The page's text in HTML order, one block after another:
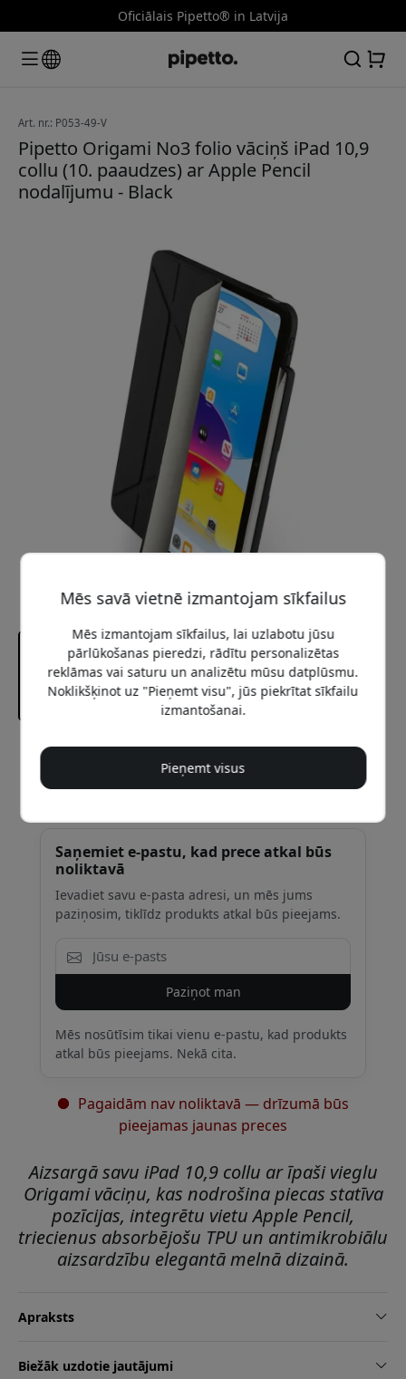
Oficiālais Pipetto® in Latvija
Art. nr.: P053-49-V
Pipetto Origami No3 folio vāciņš iPad 10,9
collu (10. paaudzes) ar Apple Pencil
nodalījumu - Black
Ieteicamā cena
54.99 EUR
Saņemiet e-pastu, kad prece atkal būs
noliktavā
Ievadiet savu e-pasta adresi, un mēs jums
paziņosim, tiklīdz produkts atkal būs pieejams.
Paziņot man
Mēs nosūtīsim tikai vienu e-pastu, kad produkts
atkal būs pieejams. Nekā cita.
Pagaidām nav noliktavā — drīzumā būs
pieejamas jaunas preces
Aizsargā savu iPad 10,9 collu ar īpaši vieglu
Origami vāciņu, kas nodrošina piecas statīva
pozīcijas, integrētu vietu Apple Pencil,
triecienus absorbējošu TPU un antimikrobiālu
aizsardzību elegantā melnā dizainā.
Apraksts
Biežāk uzdotie jautājumi
Mēs savā vietnē izmantojam sīkfailus
Mēs izmantojam sīkfailus, lai uzlabotu jūsu
pārlūkošanas pieredzi, rādītu personalizētas
reklāmas vai saturu un analizētu mūsu datplūsmu.
Noklikšķinot uz "Pieņemt visu", jūs piekrītat sīkfailu
izmantošanai.
Pieņemt visus